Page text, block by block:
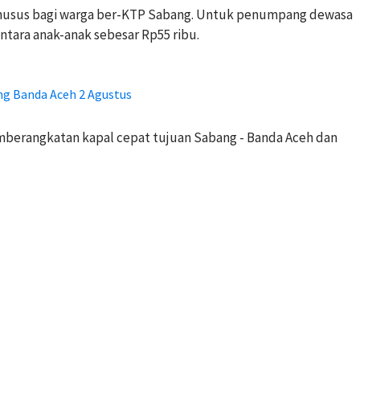
bagi warga ber-KTP Sabang. Untuk penumpang dewasa
anak-anak sebesar Rp55 ribu.
Banda Aceh 2 Agustus
kapal cepat tujuan Sabang - Banda Aceh dan